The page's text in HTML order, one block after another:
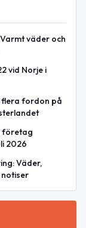
väder och
vid Norje i
flera fordon på
företag
2026
Väder,